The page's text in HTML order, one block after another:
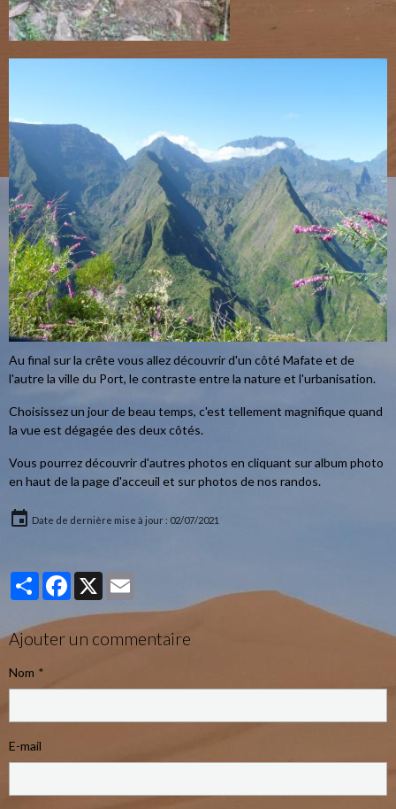
Au final sur la crête vous allez découvrir d'un côté Mafate et de
l'autre la ville du Port, le contraste entre la nature et l'urbanisation.
Choisissez un jour de beau temps, c'est tellement magnifique quand
la vue est dégagée des deux côtés.
Vous pourrez découvrir d'autres photos en cliquant sur album photo
en haut de la page d'acceuil et sur photos de nos randos.
Date de dernière mise à jour : 02/07/2021
PartagerFacebook
Ajouter un commentaire
Nom
E-mail